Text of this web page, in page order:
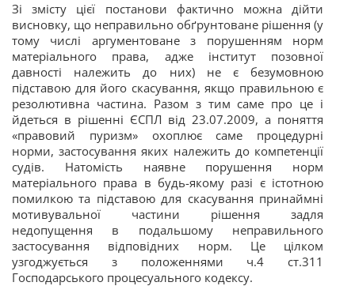
Зі змісту цієї постанови фактично можна дійти
висновку, що неправильно обґрунтоване рішення (у
тому числі аргументоване з порушенням норм
матеріального права, адже інститут позовної
давності належить до них) не є безумовною
підставою для його скасування, якщо правильною є
резолютивна частина. Разом з тим саме про це і
йдеться в рішенні ЄСПЛ від 23.07.2009, а поняття
«правовий пуризм» охоплює саме процедурні
норми, застосування яких належить до компетенції
судів. Натомість наявне порушення норм
матеріального права в будь-якому разі є істотною
помилкою та підставою для скасування принаймні
мотивувальної частини рішення задля
недопущення в подальшому неправильного
застосування відповідних норм. Це цілком
узгоджується з положеннями ч.4 ст.311
Господарського процесуального кодексу.